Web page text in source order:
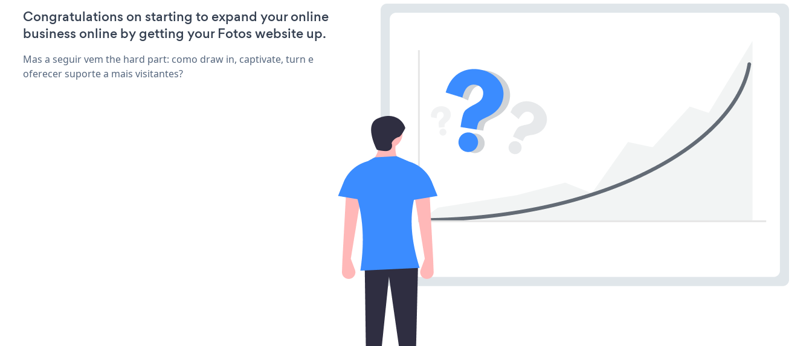
Congratulations on starting to expand your online
business online by getting your Fotos website up.
Mas a seguir vem the hard part: como draw in, captivate, turn e
oferecer suporte a mais visitantes?